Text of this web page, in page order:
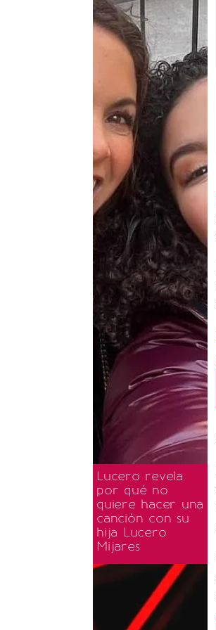
Lucero revela
por qué no
quiere hacer una
canción con su
hija Lucero
Mijares